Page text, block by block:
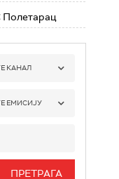
Полетарац
КАНАЛ
3
ЕМИСИЈУ